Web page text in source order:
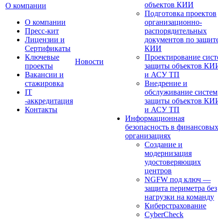
О компании
О компании
Пресс-кит
Лицензии и
Сертификаты
Ключевые
проекты
Вакансии и
стажировка
IT
-аккредитация
Контакты
Новости
объектов КИИ
Подготовка проектов
организационно-
распорядительных
документов по
КИИ
Проектирование
защиты объектов
и АСУ ТП
Внедрение и
обслуживание систем
защиты объектов
и АСУ ТП
Информационная
безопасность в финансовых
организациях
Создание и
модернизация
удостоверяющих
центров
NGFW под ключ —
защита периметра без
нагрузки на команду
Киберстрахование
CyberCheck